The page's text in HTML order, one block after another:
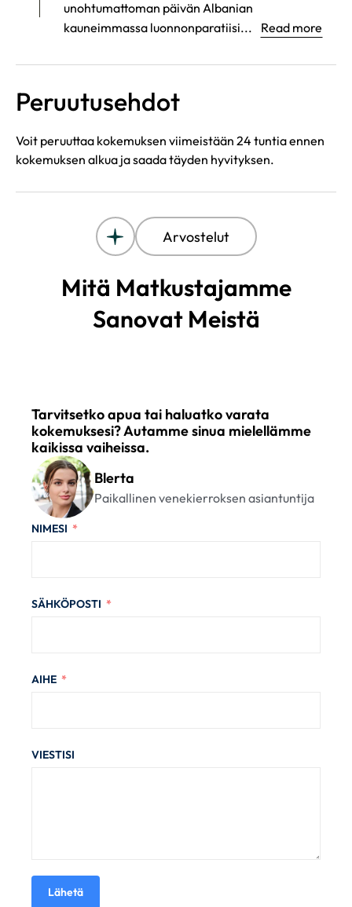
unohtumattoman päivän Albanian
kauneimmassa luonnonparatiisi...
Read more
Peruutusehdot
Voit peruuttaa kokemuksen viimeistään 24 tuntia ennen
kokemuksen alkua ja saada täyden hyvityksen.
Arvostelut
Mitä Matkustajamme
Sanovat Meistä
Tarvitsetko apua tai haluatko varata
kokemuksesi? Autamme sinua mielellämme
kaikissa vaiheissa.
Blerta
Paikallinen venekierroksen asiantuntija
NIMESI
SÄHKÖPOSTI
AIHE
VIESTISI
Lähetä